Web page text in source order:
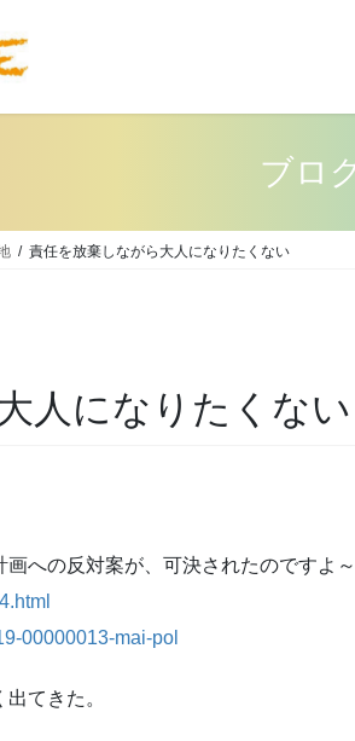
ブロ
責任を放棄しながら大人になりたくない
人になりたくない
への反対案が、可決されたのですよ
00000013-mai-pol
てきた。